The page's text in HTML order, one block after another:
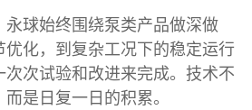
球始终围绕泵类产品做深做
化，到复杂工况下的稳定运行
次试验和改进来完成。技术不
是日复一日的积累。